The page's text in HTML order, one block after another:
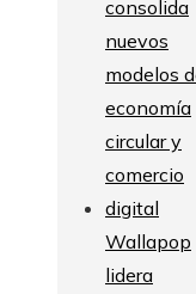
Wallapop
lidera